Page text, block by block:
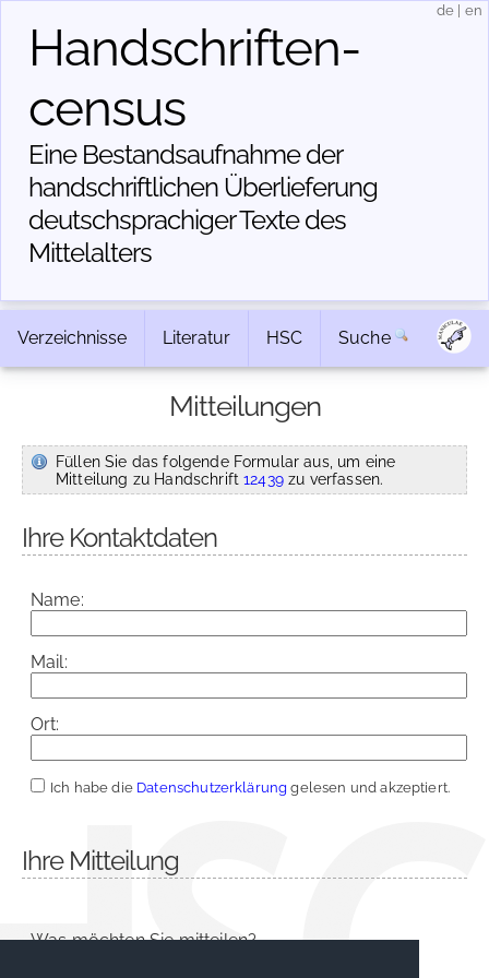
Handschriften­
census
Eine Bestandsaufnahme der
handschriftlichen Über­lieferung
deutschsprachiger Texte des
Mittelalters
de en
Verzeichnisse Literatur HSC Suche
Mitteilungen
Füllen Sie das folgende Formular aus, um eine
Mitteilung zu Handschrift12439zu verfassen.
Ihre Kontaktdaten
Name:
Mail:
Ort:
Ich habe die Datenschutzerklärung gelesen und akzeptiert.
Ihre Mitteilung
Was möchten Sie mitteilen?